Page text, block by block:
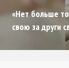
«Нет больше
свою за други